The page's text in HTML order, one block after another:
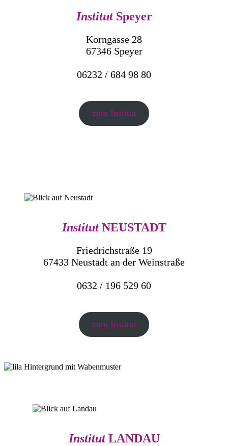
Institut Speyer
Korngasse 28
67346 Speyer
06232 / 684 98 80
zum Institut
Institut NEUSTADT
Friedrichstraße 19
67433 Neustadt an der Weinstraße
0632 / 196 529 60
zum Institut
Institut LANDAU